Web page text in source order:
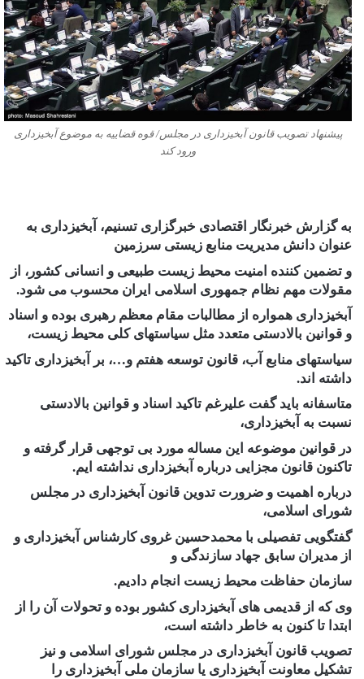
پیشنهاد تصویب قانون آبخیزداری در مجلس/ قوه قضاییه به موضوع آبخیزداری
ورود کند
به گزارش خبرنگار اقتصادی خبرگزاری تسنیم، آبخیزداری به
عنوان دانش مدیریت منابع زیستی سرزمین
و تضمین کننده امنیت محیط زیست طبیعی و انسانی کشور، از
مقولات مهم نظام جمهوری اسلامی ایران محسوب می شود.
آبخیزداری همواره از مطالبات مقام معظم رهبری بوده و اسناد
و قوانین بالادستی متعدد مثل سیاستهای کلی محیط زیست،
سیاستهای منابع آب، قانون توسعه هفتم و…، بر آبخیزداری تاکید
داشته اند.
متاسفانه باید گفت علیرغم تاکید اسناد و قوانین بالادستی
نسبت به آبخیزداری،
در قوانین موضوعه این مساله مورد بی توجهی قرار گرفته و
تاکنون قانون مجزایی درباره آبخیزداری نداشته ایم.
درباره اهمیت و ضرورت تدوین قانون آبخیزداری در مجلس
شورای اسلامی،
گفتگویی تفصیلی با محمدحسین غروی کارشناس آبخیزداری و
از مدیران سابق جهاد سازندگی و
سازمان حفاظت محیط زیست انجام دادیم.
وی که از قدیمی های آبخیزداری کشور بوده و تحولات آن را از
ابتدا تا کنون به خاطر داشته است،
تصویب قانون آبخیزداری در مجلس شورای اسلامی و نیز
تشکیل معاونت آبخیزداری یا سازمان ملی آبخیزداری را